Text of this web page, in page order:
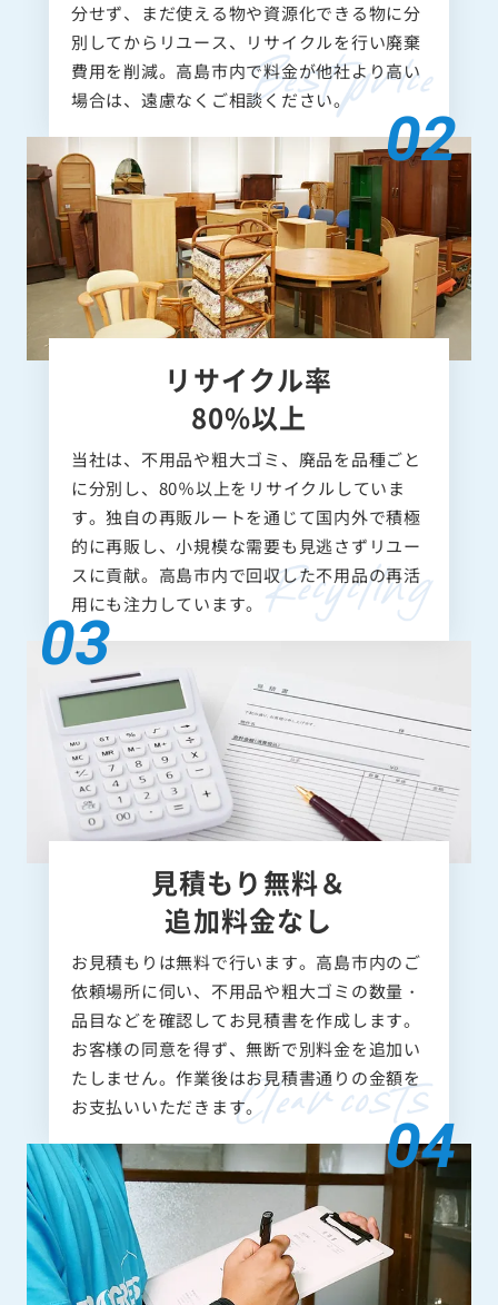
分せず、まだ使える物や資源化できる物に分
別してからリユース、リサイクルを行い廃棄
費用を削減。高島市内で料金が他社より高い
場合は、遠慮なくご相談ください。
リサイクル率
80%以上
当社は、不用品や粗大ゴミ、廃品を品種ごと
に分別し、80％以上をリサイクルしていま
す。独自の再販ルートを通じて国内外で積極
的に再販し、小規模な需要も見逃さずリユー
スに貢献。高島市内で回収した不用品の再活
用にも注力しています。
見積もり無料＆
追加料金なし
お見積もりは無料で行います。高島市内のご
依頼場所に伺い、不用品や粗大ゴミの数量・
品目などを確認してお見積書を作成します。
お客様の同意を得ず、無断で別料金を追加い
たしません。作業後はお見積書通りの金額を
お支払いいただきます。